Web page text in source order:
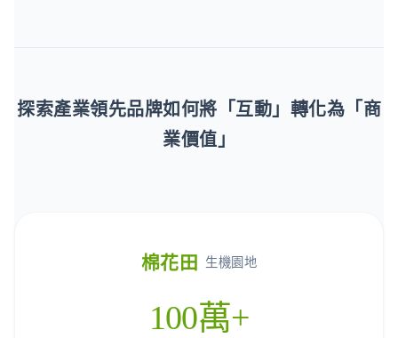
探索產業領先品牌如何將「互動」轉化為「商
業價值」
棉花田 生機園地
100萬+